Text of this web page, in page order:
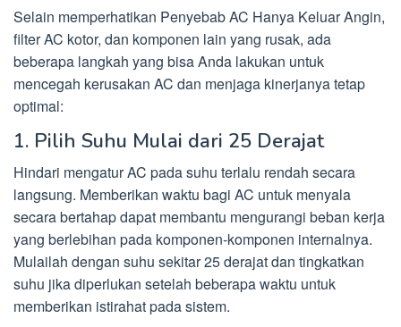
Selain memperhatikan Penyebab AC Hanya Keluar Angin,
filter AC kotor, dan komponen lain yang rusak, ada
beberapa langkah yang bisa Anda lakukan untuk
mencegah kerusakan AC dan menjaga kinerjanya tetap
optimal:
1. Pilih Suhu Mulai dari 25 Derajat
Hindari mengatur AC pada suhu terlalu rendah secara
langsung. Memberikan waktu bagi AC untuk menyala
secara bertahap dapat membantu mengurangi beban kerja
yang berlebihan pada komponen-komponen internalnya.
Mulailah dengan suhu sekitar 25 derajat dan tingkatkan
suhu jika diperlukan setelah beberapa waktu untuk
memberikan istirahat pada sistem.